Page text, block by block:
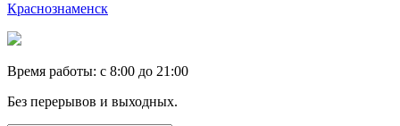
Краснознаменск
Время работы: c 8:00 до 21:00
Без перерывов и выходных.